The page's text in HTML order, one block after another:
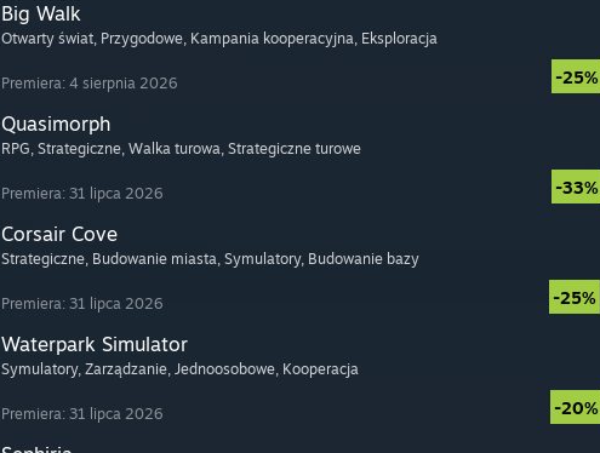
Big Walk
Otwarty świat, Przygodowe, Kampania kooperacyjna, Eksploracja
Premiera: 4 sierpnia 2026 -25%
Quasimorph
RPG, Strategiczne, Walka turowa, Strategiczne turowe
Premiera: 31 lipca 2026 -33%
Corsair Cove
Strategiczne, Budowanie miasta, Symulatory, Budowanie bazy
Premiera: 31 lipca 2026 -25%
Waterpark Simulator
Symulatory, Zarządzanie, Jednoosobowe, Kooperacja
Premiera: 31 lipca 2026 -20%